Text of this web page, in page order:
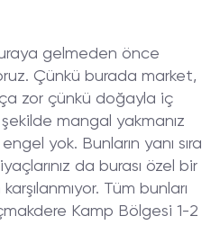
gelmeden önce
Çünkü burada market,
zor çünkü doğayla iç
mangal yakmanız
yok. Bunların yanı sıra
da burası özel bir
Tüm bunları
Kamp Bölgesi 1-2